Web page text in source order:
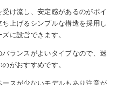
け流し、安定感があるのがポイ
上げるシンプルな構造を採用し
に設営できます。
ランスがよいタイプなので、迷
がおすすめです。
スが少ないモデルもあり注意が